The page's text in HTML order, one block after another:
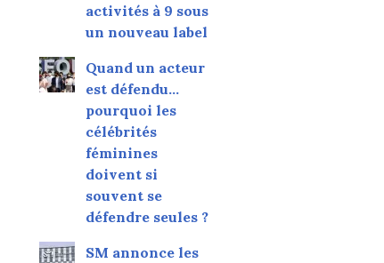
activités à 9 sous
un nouveau label
Quand un acteur
est défendu…
pourquoi les
célébrités
féminines
doivent si
souvent se
défendre seules ?
SM annonce les